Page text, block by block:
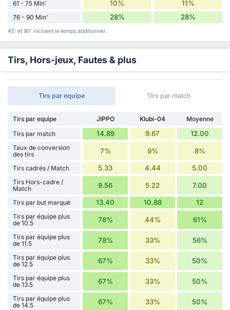
61 - 75 Min' 10% 11%
76 - 90 Min' 28% 28%
45' et 90' incluent le temps additionnel.
Tirs, Hors-jeux, Fautes & plus
Tirs par equipe Tirs par match
Tirs par equipe JIPPO Klubi-04
Moyenne
Tirs par match
14.89 9.67 12.00
Taux de conversion
des tirs
7% 9% 8%
Tirs cadrés / Match 5.33 4.44 5.00
Tirs Hors-cadre /
Match
9.56 5.22 7.00
Tirs par but marqué 13.40 10.88 12
Tirs par équipe plus
de 10.5
78% 44% 61%
Tirs par équipe plus
de 11.5
78% 33% 56%
Tirs par équipe plus
de 12.5
67% 33% 50%
Tirs par équipe plus
de 13.5
67% 33% 50%
Tirs par équipe plus
de 14.5
67% 33% 50%